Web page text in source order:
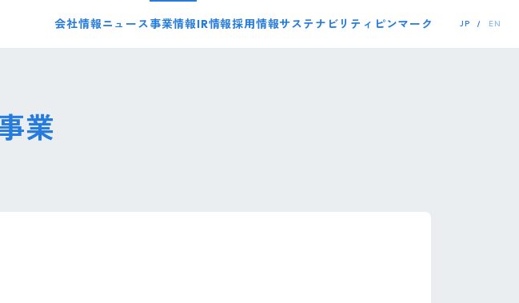
会社情報ニュース事業情報IR情報採用情報サステナビリティ ピンマーク JP EN
業